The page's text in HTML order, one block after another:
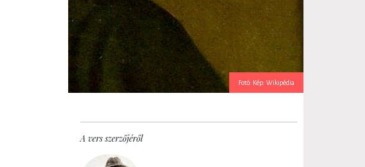
Fotó: Kép: Wikipédia
A vers szerzőjéről